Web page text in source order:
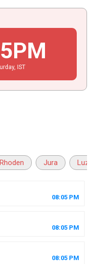
PM
IST
Jura Luzern
08:05PM
08:05PM
08:05PM